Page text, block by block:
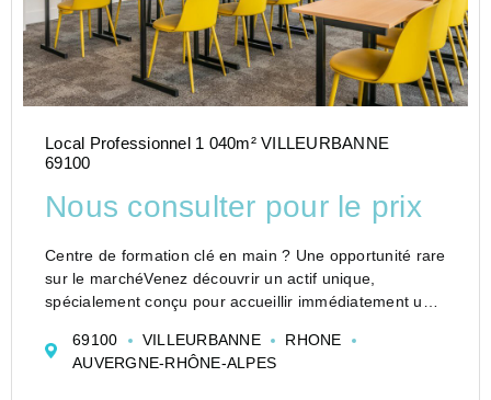
Local Professionnel 1 040m² VILLEURBANNE
69100
Nous consulter pour le prix
Centre de formation clé en main ? Une opportunité rare
sur le marchéVenez découvrir un actif unique,
spécialement conçu pour accueillir immédiatement un
vous permet de démarrer votre activité sans délai et ...
69100 VILLEURBANNE
RHONE
AUVERGNE-RHÔNE-ALPES